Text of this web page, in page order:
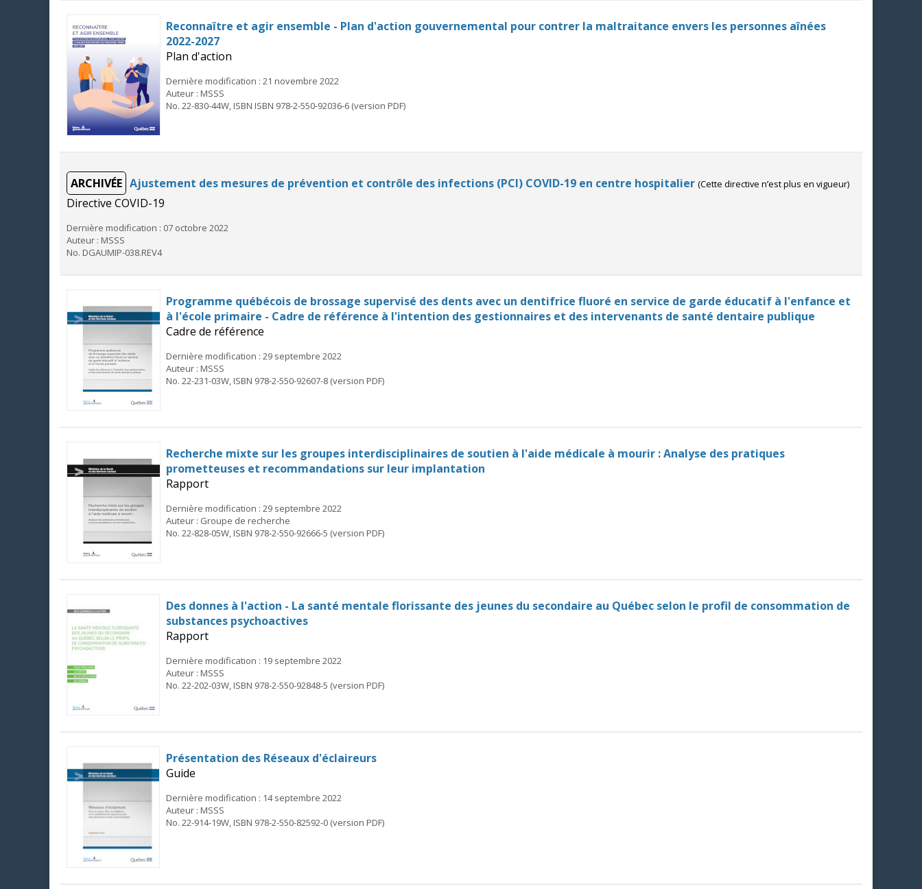
Reconnaître et agir ensemble - Plan d'action gouvernemental pour contrer la maltraitance envers les personnes aînées
2022-2027
Plan d'action
Dernière modification : 21 novembre 2022
Auteur : MSSS
No. 22-830-44W, ISBN ISBN 978-2-550-92036-6 (version PDF)
ARCHIVÉE Ajustement des mesures de prévention et contrôle des infections (PCI) COVID-19 en centre hospitalier (Cette directive n’est plus en vigueur)
Directive COVID-19
Dernière modification : 07 octobre 2022
Auteur : MSSS
No. DGAUMIP-038.REV4
Programme québécois de brossage supervisé des dents avec un dentifrice fluoré en service de garde éducatif à l'enfance et
à l'école primaire - Cadre de référence à l'intention des gestionnaires et des intervenants de santé dentaire publique
Cadre de référence
Dernière modification : 29 septembre 2022
Auteur : MSSS
No. 22-231-03W, ISBN 978-2-550-92607-8 (version PDF)
Recherche mixte sur les groupes interdisciplinaires de soutien à l'aide médicale à mourir : Analyse des pratiques
prometteuses et recommandations sur leur implantation
Rapport
Dernière modification : 29 septembre 2022
Auteur : Groupe de recherche
No. 22-828-05W, ISBN 978-2-550-92666-5 (version PDF)
Des donnes à l'action - La santé mentale florissante des jeunes du secondaire au Québec selon le profil de consommation de
substances psychoactives
Rapport
Dernière modification : 19 septembre 2022
Auteur : MSSS
No. 22-202-03W, ISBN 978-2-550-92848-5 (version PDF)
Présentation des Réseaux d'éclaireurs
Guide
Dernière modification : 14 septembre 2022
Auteur : MSSS
No. 22-914-19W, ISBN 978-2-550-82592-0 (version PDF)